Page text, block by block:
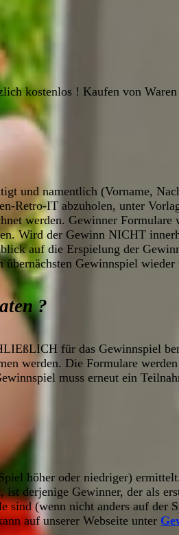
kostenlos ! Kaufen von
und namentlich (Vorname,
IT abzuholen, unter
werden. Gewinner
Wird der Gewinn NICHT
auf die Erspielung der
Gewinnspiel
?
für das Gewinnspiel
werden. Die Formulare
muss erneut ein
höher oder niedriger)
derjenige Gewinner, der als
sind (wenn nicht anders auf
auf unserer Webseite unter